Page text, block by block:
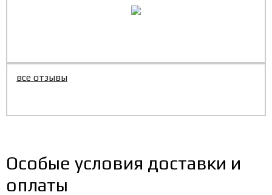
все отзывы
Особые условия доставки и
оплаты